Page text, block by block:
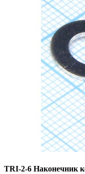
TRI-2-6 Наконечник